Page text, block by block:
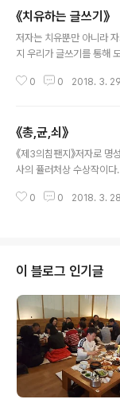
《치유하는 글쓰기》
저자는 치유뿐만 아니라
지 우리가 글쓰기를 통해
는 것의 차이는 없다. 말보
0 0 2018. 3.
《총,균,쇠》
《제3의침팬지》저자로
사의 퓰러처상 수상작이
떻게 요약정리해야 하나?
0 0 2018. 3.
이 블로그 인기글